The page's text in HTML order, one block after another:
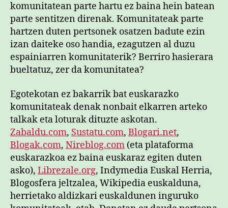
komunitatean parte hartu ez baina hein batean
parte sentitzen direnak. Komunitateak parte
hartzen duten pertsonek osatzen badute ezin
izan daiteke oso handia, ezagutzen al duzu
espainiarren komunitaterik? Berriro hasierara
bueltatuz, zer da komunitatea?
Egotekotan ez bakarrik bat euskarazko
komunitateak denak nonbait elkarren arteko
talkak eta loturak dituzte askotan.
Zabaldu.com, Sustatu.com, Blogari.net,
Blogak.com, Nireblog.com (eta plataforma
euskarazkoa ez baina euskaraz egiten duten
asko), Librezale.org, Indymedia Euskal Herria,
Blogosfera jeltzalea, Wikipedia euskalduna,
herrietako aldizkari euskaldunen inguruko